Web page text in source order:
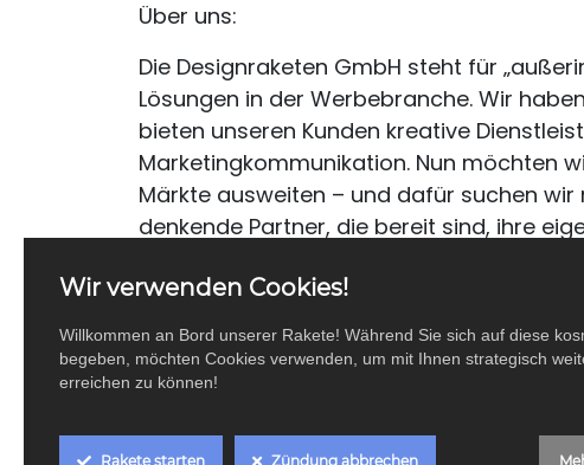
Über uns:
Die Designraketen GmbH steht für
Lösungen in der Werbebranche. Wir
bieten unseren Kunden kreative
Marketingkommunikation. Nun möchten
Märkte ausweiten – und dafür suchen
denkende Partner, die bereit sind, ihre
Dein Traum von der Selbstständigkeit ✨:
Träumst du davon, dein eigenes
Vorteilen eines etablierten Netzwerks zu
Designraketen erhältst du die
während du von unserer Marke,
Wir verwenden Cookies!
Willkommen an Bord unserer Rakete! Während Sie sich auf diese
begeben, möchten Cookies verwenden, um mit Ihnen strategisch
erreichen zu können!
Rakete starten Zündung abbrechen